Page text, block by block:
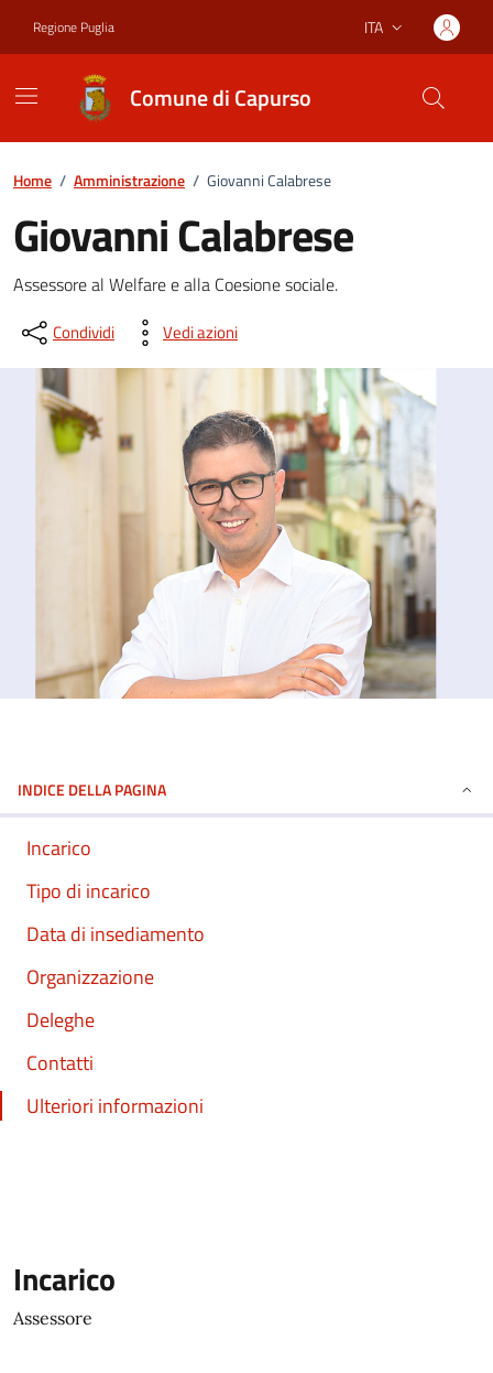
Regione Puglia Lingua attiva:
ITA
Comune di Capurso
Home / Amministrazione / Giovanni Calabrese
Giovanni Calabrese
Dettagli del documento
Assessore al Welfare e alla Coesione sociale.
Condividi Vedi azioni
INDICE DELLA PAGINA
Incarico
Tipo di incarico
Data di insediamento
Organizzazione
Deleghe
Contatti
Ulteriori informazioni
Incarico
Assessore